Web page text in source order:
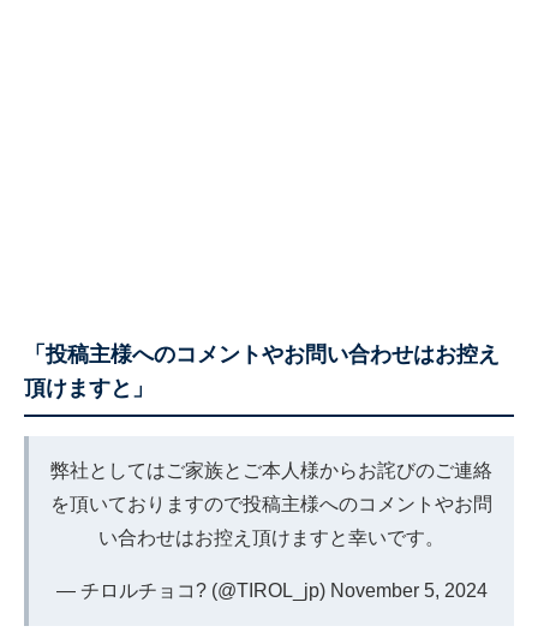
「投稿主様へのコメントやお問い合わせはお控え
頂けますと」
弊社としてはご家族とご本人様からお詫びのご連絡
を頂いておりますので投稿主様へのコメントやお問
い合わせはお控え頂けますと幸いです。
— チロルチョコ? (@TIROL_jp) November 5, 2024